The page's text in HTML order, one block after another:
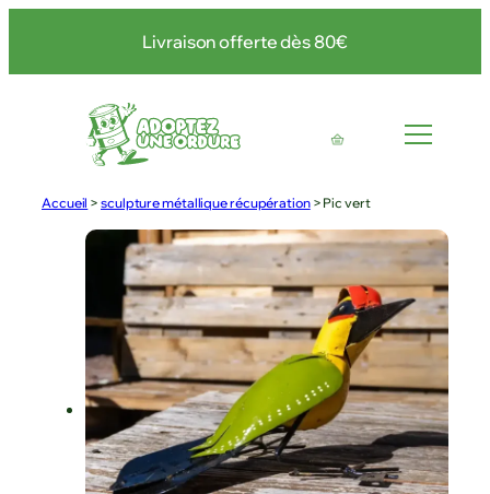
Livraison offerte dès 80€
Accueil >sculpture métallique récupération> Pic vert